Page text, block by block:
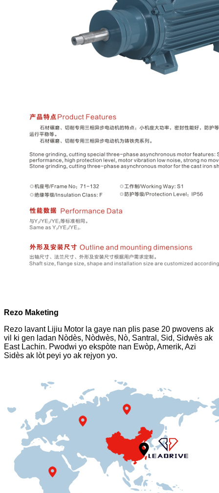
Rezo Maketing
Rezo lavant Lijiu Motor la gaye nan plis pase 20 pwovens ak
vil ki gen ladan Nòdès, Nòdwès, Nò, Santral, Sid, Sidwès ak
East Lachin. Pwodwi yo ekspòte nan Ewòp, Amerik, Azi
Sidès ak lòt peyi yo ak rejyon yo.